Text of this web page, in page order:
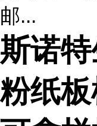
邮...
斯诺
粉纸板